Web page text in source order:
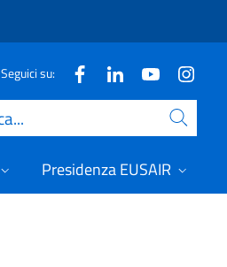
Seguici su:
Presidenza EUSAIR